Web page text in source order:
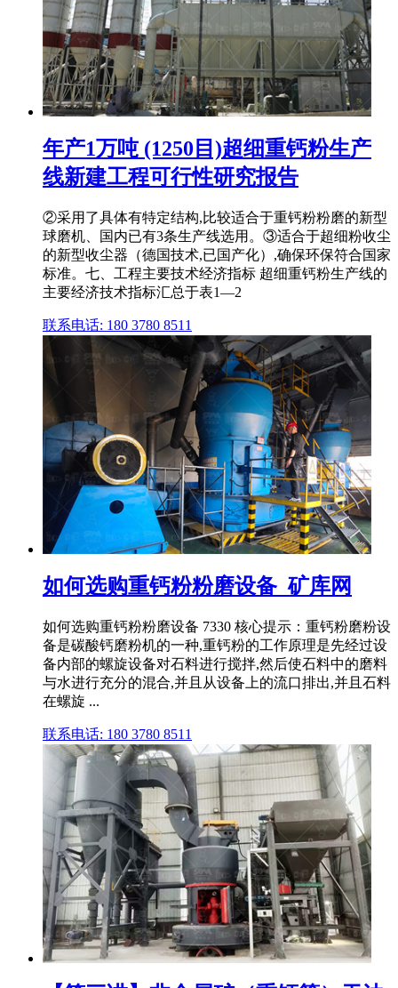
年产1万吨 (1250目)超细重钙粉生产
线新建工程可行性研究报告
②采用了具体有特定结构,比较适合于重钙粉粉磨的新型
球磨机、国内已有3条生产线选用。③适合于超细粉收尘
的新型收尘器（德国技术,已国产化）,确保环保符合国家
标准。七、工程主要技术经济指标 超细重钙粉生产线的
主要经济技术指标汇总于表1—2
联系电话: 180 3780 8511
如何选购重钙粉粉磨设备_矿库网
如何选购重钙粉粉磨设备 7330 核心提示：重钙粉磨粉设
备是碳酸钙磨粉机的一种,重钙粉的工作原理是先经过设
备内部的螺旋设备对石料进行搅拌,然后使石料中的磨料
与水进行充分的混合,并且从设备上的流口排出,并且石料
在螺旋 ...
联系电话: 180 3780 8511